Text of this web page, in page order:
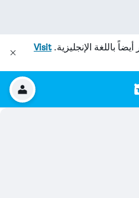
أيضاً باللغة الإنجليزية.Visit